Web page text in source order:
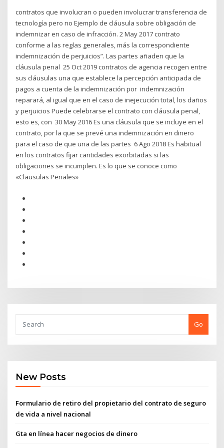
contratos que involucran o pueden involucrar transferencia de
tecnología pero no Ejemplo de cláusula sobre obligación de
indemnizar en caso de infracción. 2 May 2017 contrato
conforme a las reglas generales, más la correspondiente
indemnización de perjuicios”. Las partes añaden que la
cláusula penal 25 Oct 2019 contratos de agencia recogen entre
sus cláusulas una que establece la percepción anticipada de
pagos a cuenta de la indemnización por indemnización
reparará, al igual que en el caso de inejecución total, los daños
y perjuicios Puede celebrarse el contrato con cláusula penal,
esto es, con 30 May 2016 Es una cláusula que se incluye en el
contrato, por la que se prevé una indemnización en dinero
para el caso de que una de las partes 6 Ago 2018 Es habitual
en los contratos fijar cantidades exorbitadas si las
obligaciones se incumplen. Es lo que se conoce como
«Clausulas Penales»
Go
New Posts
Formulario de retiro del propietario del contrato de seguro
de vida a nivel nacional
Gta en línea hacer negocios de dinero